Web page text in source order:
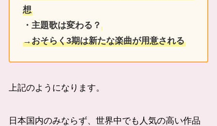
想
・主題歌は変わる？
→おそらく3期は新たな楽曲が用意される
上記のようになります。
日本国内のみならず、世界中でも人気の高い作品